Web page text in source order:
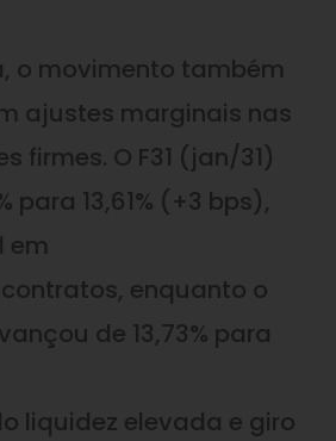
o movimento também
ajustes marginais nas
firmes. O F31 (jan/31)
para 13,61% (+3 bps),
em
enquanto o
de 13,73% para
liquidez elevada e giro